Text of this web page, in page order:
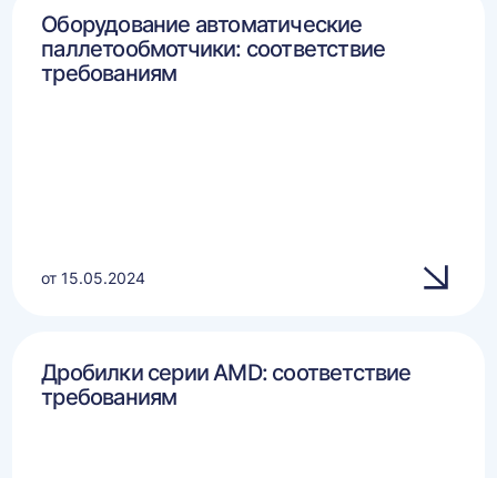
Оборудование автоматические
паллетообмотчики: соответствие
требованиям
от 15.05.2024
Дробилки серии AMD: соответствие
требованиям